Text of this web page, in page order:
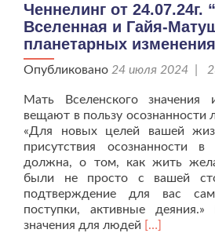
Ченнелинг от 24.07.24г.
Вселенная и Гайя-
планетарных
Опубликовано 24 июля 2024 |
Мать Вселенского
вещают в пользу осознанности
«Для новых целей вашей
присутствия осознанности
должна, о том, как жить
были не просто с вашей
подтверждение для вас
поступки, активные деяния.»
значения для людей Читать
[…]